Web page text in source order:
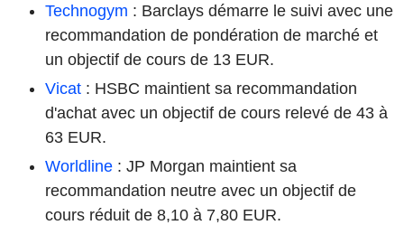
Technogym : Barclays démarre le suivi avec une
recommandation de pondération de marché et
un objectif de cours de 13 EUR.
Vicat : HSBC maintient sa recommandation
d'achat avec un objectif de cours relevé de 43 à
63 EUR.
Worldline : JP Morgan maintient sa
recommandation neutre avec un objectif de
cours réduit de 8,10 à 7,80 EUR.